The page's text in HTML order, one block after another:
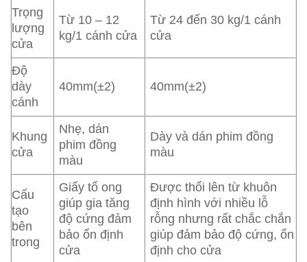
Trọng
lượng
cửa
Từ 10 – 12
kg/1 cánh cửa
Từ 24 đến 30 kg/1 cánh
cửa
Độ
dày
cánh
40mm(±2) 40mm(±2)
Khung
cửa
Nhẹ, dán
phim đồng
màu
Dày và dán phim đồng
màu
Cấu
tạo
bên
trong
Giấy tổ ong
giúp gia tăng
độ cứng đảm
bảo ổn định
cửa
Được thổi lên từ khuôn
định hình với nhiều lỗ
rỗng nhưng rất chắc chắn
giúp đảm bảo độ cứng, ổn
định cho cửa